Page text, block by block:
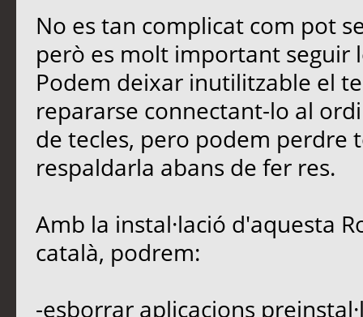
No es tan complicat com pot
però es molt important seguir
Podem deixar inutilitzable el
repararse connectant-lo al
de tecles, pero podem perdre
respaldarla abans de fer res.
Amb la instal·lació d'aquesta
català, podrem:
-esborrar aplicacions